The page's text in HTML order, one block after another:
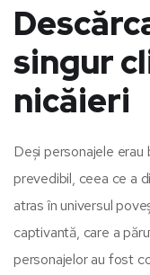
singur
nicăieri
Deși personajele
prevedibil, ceea ce a
atras în universul
captivantă, care a
personajelor au fost